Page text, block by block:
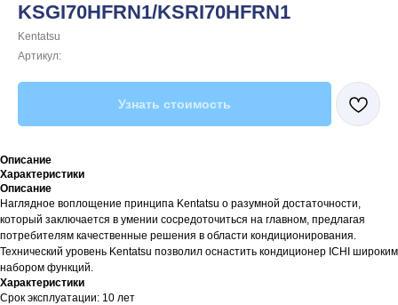
KSGI70HFRN1/KSRI70HFRN1
Kentatsu
Артикул:
Узнать стоимость
Описание
Характеристики
Описание
Наглядное воплощение принципа Kentatsu о разумной достаточности,
который заключается в умении сосредоточиться на главном, предлагая
потребителям качественные решения в области кондиционирования.
Технический уровень Kentatsu позволил оснастить кондиционер ICHI широким
набором функций.
Характеристики
Срок эксплуатации: 10 лет